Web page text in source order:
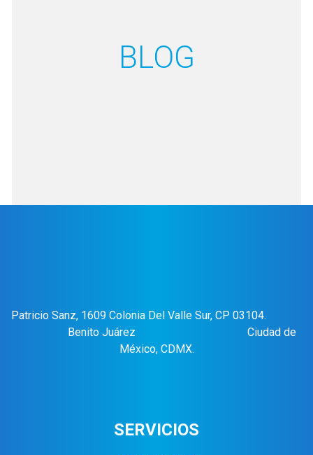
BLOG
Patricio Sanz, 1609 Colonia Del Valle Sur, CP 03104.
Benito Juárez Ciudad de
México, CDMX.
SERVICIOS